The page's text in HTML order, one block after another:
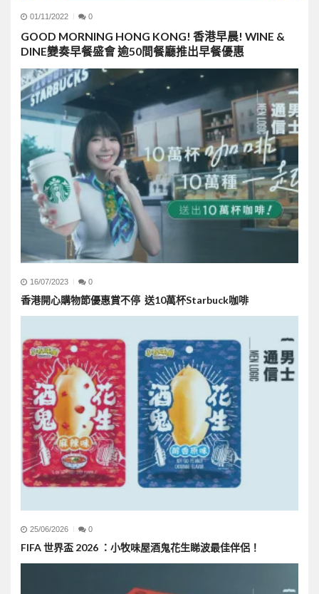
01/11/2022 0
GOOD MORNING HONG KONG! 香港早晨! WINE &
DINE變奏早餐盛會 逾50間餐廳推出早餐優惠
16/07/2023 0
香港開心購物節優惠賞不停 送10萬杯Starbuck咖啡
25/06/2026 0
FIFA 世界盃 2026 ：小牧味屋酒鬼花生睇波最佳伴侶！